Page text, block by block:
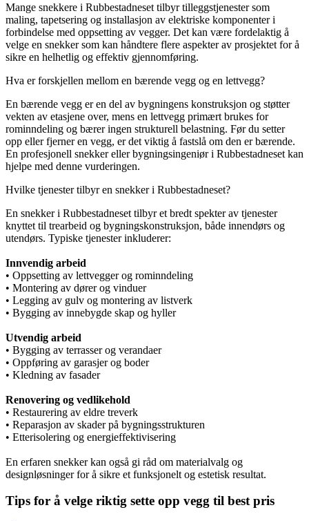
Mange snekkere i Rubbestadneset tilbyr tilleggstjenester som
maling, tapetsering og installasjon av elektriske komponenter i
forbindelse med oppsetting av vegger. Det kan være fordelaktig å
velge en snekker som kan håndtere flere aspekter av prosjektet for å
sikre en helhetlig og effektiv gjennomføring.
Hva er forskjellen mellom en bærende vegg og en lettvegg?
En bærende vegg er en del av bygningens konstruksjon og støtter
vekten av etasjene over, mens en lettvegg primært brukes for
rominndeling og bærer ingen strukturell belastning. Før du setter
opp eller fjerner en vegg, er det viktig å fastslå om den er bærende.
En profesjonell snekker eller bygningsingeniør i Rubbestadneset kan
hjelpe med denne vurderingen.
Hvilke tjenester tilbyr en snekker i Rubbestadneset?
En snekker i Rubbestadneset tilbyr et bredt spekter av tjenester
knyttet til trearbeid og bygningskonstruksjon, både innendørs og
utendørs. Typiske tjenester inkluderer:
Innvendig arbeid
• Oppsetting av lettvegger og rominndeling
• Montering av dører og vinduer
• Legging av gulv og montering av listverk
• Bygging av innebygde skap og hyller
Utvendig arbeid
• Bygging av terrasser og verandaer
• Oppføring av garasjer og boder
• Kledning av fasader
Renovering og vedlikehold
• Restaurering av eldre treverk
• Reparasjon av skader på bygningsstrukturen
• Etterisolering og energieffektivisering
En erfaren snekker kan også gi råd om materialvalg og
designløsninger for å sikre et funksjonelt og estetisk resultat.
Tips for å velge riktig sette opp vegg til best pris